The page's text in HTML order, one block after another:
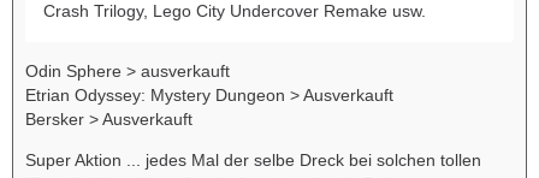
Crash Trilogy, Lego City Undercover Remake usw.
Odin Sphere > ausverkauft
Etrian Odyssey: Mystery Dungeon > Ausverkauft
Bersker > Ausverkauft
Super Aktion ... jedes Mal der selbe Dreck bei solchen tollen